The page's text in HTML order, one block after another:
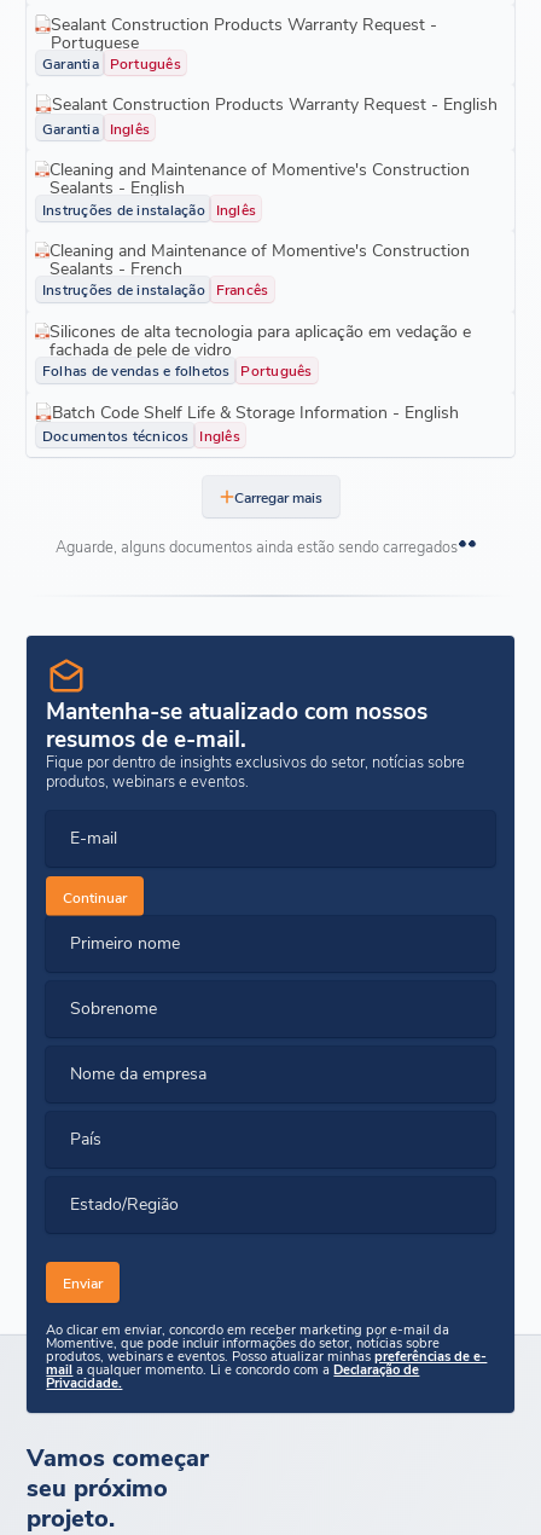
Sealant Construction Products Warranty Request -
Portuguese
Garantia Português
Sealant Construction Products Warranty Request - English
Garantia Inglês
Cleaning and Maintenance of Momentive's Construction
Sealants - English
Instruções de instalação Inglês
Cleaning and Maintenance of Momentive's Construction
Sealants - French
Instruções de instalação Francês
Silicones de alta tecnologia para aplicação em vedação e
fachada de pele de vidro
Folhas de vendas e folhetos Português
Batch Code Shelf Life & Storage Information - English
Documentos técnicos Inglês
Carregar mais
Aguarde, alguns documentos ainda estão sendo carregados
Mantenha-se atualizado com nossos
resumos de e-mail.
Fique por dentro de insights exclusivos do setor, notícias sobre
produtos, webinars e eventos.
E-mail
Continuar
Primeiro nome
Sobrenome
Nome da empresa
País
Estado/Região
Ao clicar em enviar, concordo em receber marketing por e-mail da
Momentive, que pode incluir informações do setor, notícias sobre
produtos, webinars e eventos. Posso atualizar minhaspreferências de e-
mail a qualquer momento. Li e concordo com aDeclaração de
Privacidade.
Vamos começar
seu próximo
projeto.